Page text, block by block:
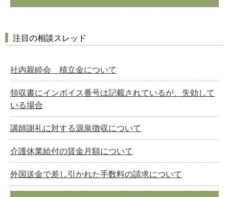
注目の相談スレッド
社内親睦会 積立金について
領収書にインボイス番号は記載されているが、失効して
いる場合
講師謝礼に対する源泉徴収について
介護休業給付の賃金月額について
外国送金で差し引かれた手数料の請求について